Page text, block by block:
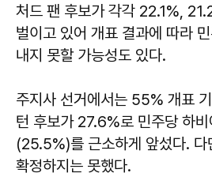
처드 팬 후보가 각각 22.1%,
벌이고 있어 개표 결과에 따라
내지 못할 가능성도 있다.
주지사 선거에서는 55% 개표
턴 후보가 27.6%로 민주당 하
(25.5%)를 근소하게 앞섰다. 다
확정하지는 못했다.